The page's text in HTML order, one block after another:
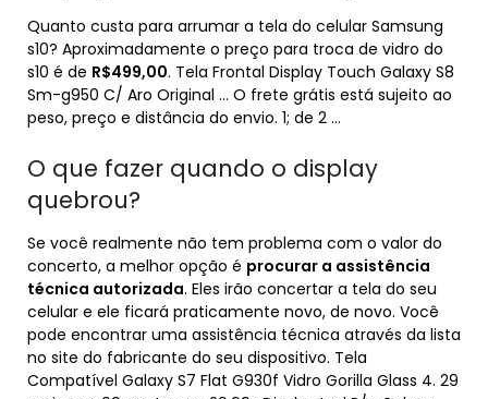
Quanto custa para arrumar a tela do celular Samsung
s10? Aproximadamente o preço para troca de vidro do
s10 é de R$499,00. Tela Frontal Display Touch Galaxy S8
Sm-g950 C/ Aro Original … O frete grátis está sujeito ao
peso, preço e distância do envio. 1; de 2 …
O que fazer quando o display
quebrou?
Se você realmente não tem problema com o valor do
concerto, a melhor opção é procurar a assistência
técnica autorizada. Eles irão concertar a tela do seu
celular e ele ficará praticamente novo, de novo. Você
pode encontrar uma assistência técnica através da lista
no site do fabricante do seu dispositivo. Tela
Compatível Galaxy S7 Flat G930f Vidro Gorilla Glass 4. 29